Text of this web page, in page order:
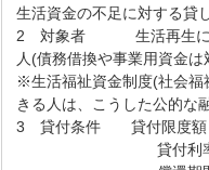
生活資金の不足に対する貸
2 対象者 生活再生に意
人(債務借換や事業用資金は
※生活福祉資金制度(社会福
きる人は、こうした公的な
3 貸付条件 貸付限度額
貸付利率 年